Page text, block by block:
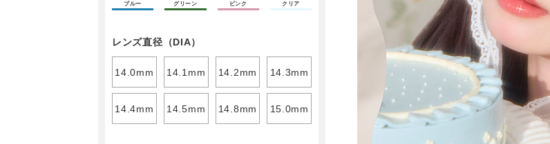
ブルー グリーン ピンク クリア
レンズ直径（DIA）
14.0mm 14.1mm 14.2mm 14.3mm
14.4mm 14.5mm 14.8mm 15.0mm